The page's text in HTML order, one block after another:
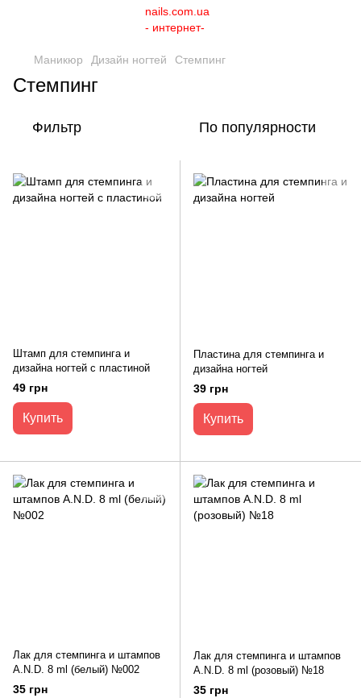
Маникюр Дизайн ногтей Стемпинг
Стемпинг
Фильтр По популярности
Штамп для стемпинга и
дизайна ногтей с пластиной
49 грн
Купить
Пластина для стемпинга и
дизайна ногтей
39 грн
Купить
Лак для стемпинга и штампов
A.N.D. 8 ml (белый) №002
35 грн
Лак для стемпинга и штампов
A.N.D. 8 ml (розовый) №18
35 грн